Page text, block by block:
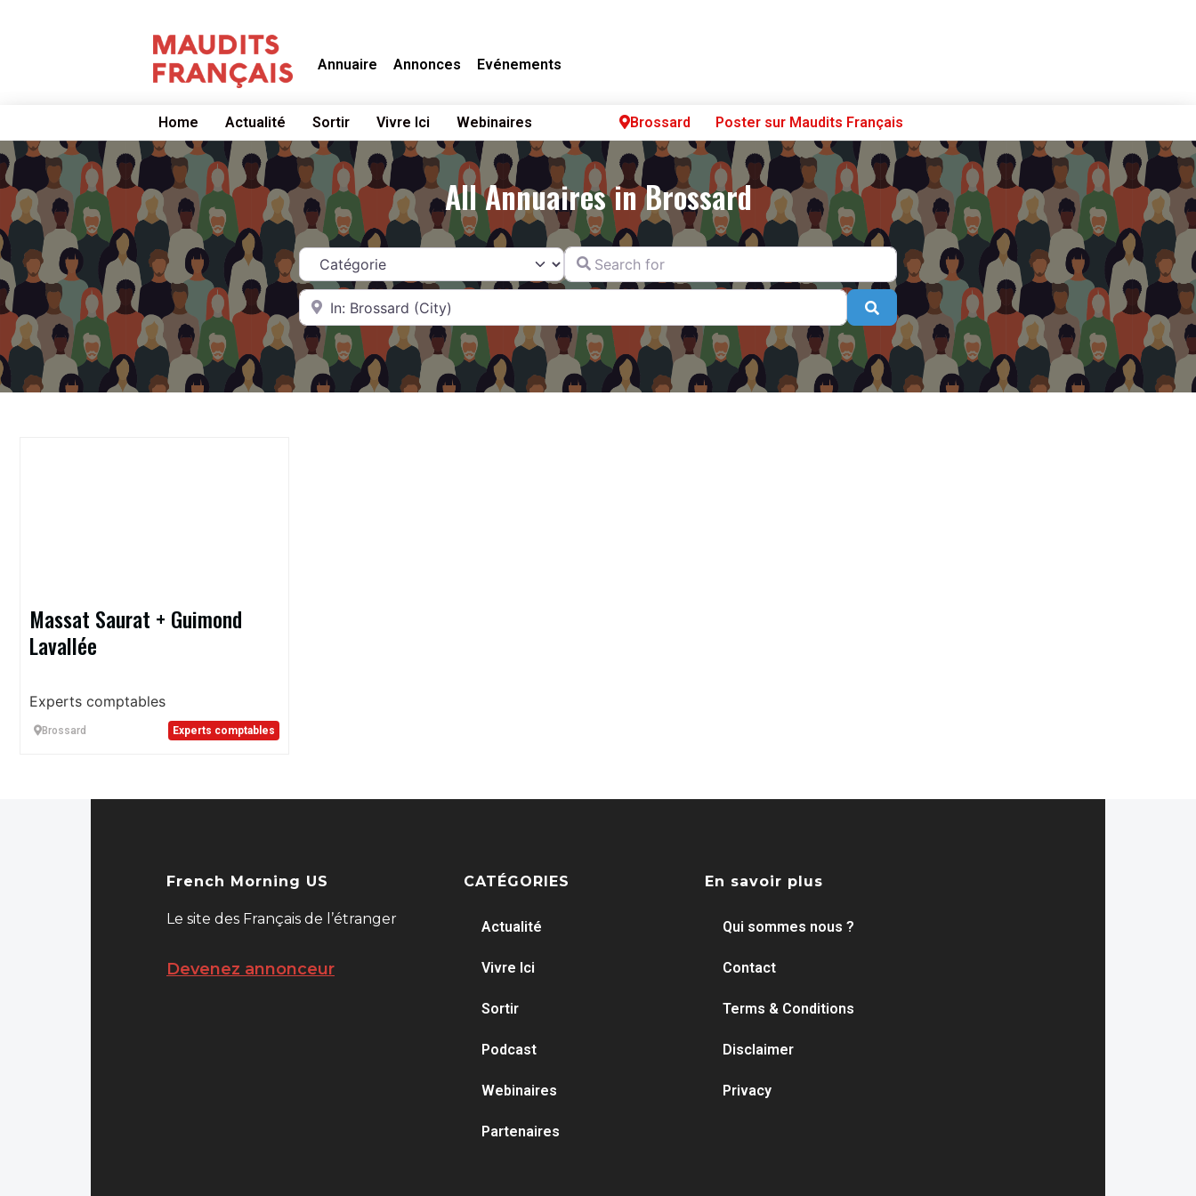
Annuaire Annonces Evénements
Home Actualité Sortir Vivre Ici Webinaires Brossard Poster sur Maudits Français
S’enregistrer
Poster sur French Morning
All Annuaires in Brossard
Catégorie Search for
Near
Massat Saurat + Guimond
Lavallée
Experts comptables
Brossard Experts comptables
French Morning US
Le site des Français de l’étranger
Devenez annonceur
CATÉGORIES
Actualité
Vivre Ici
Sortir
Podcast
Webinaires
Partenaires
En savoir plus
Qui sommes nous ?
Contact
Terms & Conditions
Disclaimer
Privacy